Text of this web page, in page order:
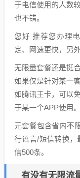
于电信使用的人数
也不错。
您好 推荐您办理
定、网速更快，另
无限量套餐还是挺
如果仅是针对某一
如腾讯王卡，可以
于某一个APP使用。
元套餐包含省内不
行语言/短信转换，
信500条。
有没有无限流